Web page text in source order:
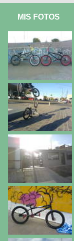
MIS FOTOS